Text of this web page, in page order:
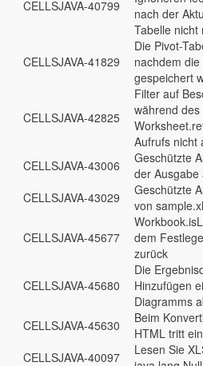
CELLSJAVA-40799
nach der
Tabelle nicht
CELLSJAVA-41829
Die Pivot-
nachdem
gespeichert
CELLSJAVA-42825
Filter auf
während des
Aufrufs nicht
CELLSJAVA-43006
Geschützte
der Ausgabe
CELLSJAVA-43029
Geschützte
von
CELLSJAVA-45677
dem
zurück
CELLSJAVA-45680
Die
Hinzufügen
Diagramms
CELLSJAVA-45630
Beim
HTML tritt
CELLSJAVA-40097
Lesen Sie